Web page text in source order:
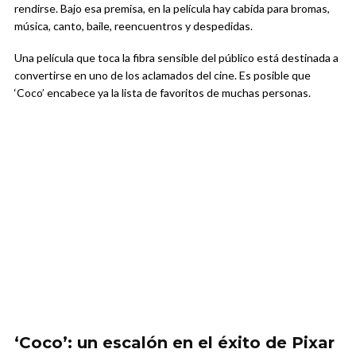
rendirse. Bajo esa premisa, en la película hay cabida para bromas,
música, canto, baile, reencuentros y despedidas.
Una película que toca la fibra sensible del público está destinada a
convertirse en uno de los aclamados del cine. Es posible que
‘Coco’ encabece ya la lista de favoritos de muchas personas.
‘Coco’: un escalón en el éxito de Pixar